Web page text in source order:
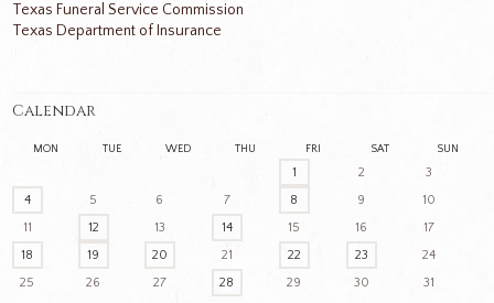
Texas Funeral Service Commission
Texas Department of Insurance
Calendar
MON TUE WED THU FRI SAT SUN
1 2
3
4
5 6 7 8 9
10
11
12 13 14 15 16
17
18
19 20 21 22 23
24
25
26 27 28 29 30 31